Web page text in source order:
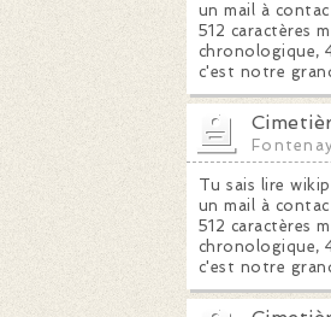
un mail à
512 caractères
chronologique,
c'est notre
Tu sais lire
un mail à
512 caractères
chronologique,
c'est notre